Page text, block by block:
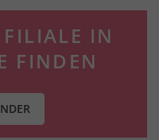
IN
FINDEN